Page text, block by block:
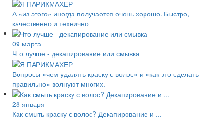
А «из этого» иногда получается очень хорошо. Быстро,
качественно и технично
09 марта
Что лучше - декапирование или смывка
Вопросы «чем удалять краску с волос» и «как это сделать
правильно» волнуют многих.
28 января
Как смыть краску с волос? Декапирование и ...